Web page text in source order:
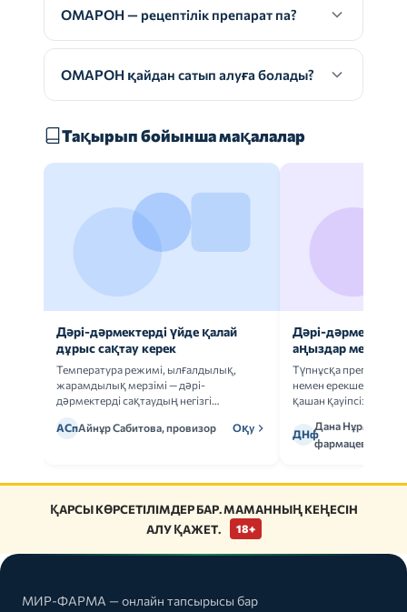
ОМАРОН — рецептілік препарат па?
ОМАРОН қайдан сатып алуға болады?
Тақырып бойынша мақалалар
Дәрі-дәрмектерді үйде қалай
дұрыс сақтау керек
Температура режимі, ылғалдылық,
жарамдылық мерзімі — дәрі-
дәрмектерді сақтаудың негізгі
АСпАйнұр Сабитова, провизор Оқу
Дәрі-дәрмек
аңыздар мен
Түпнұсқа
немен ерекшеленеді
қашан қауіпсіз.
ДНф
Дана
фармацевт
ҚАРСЫ КӨРСЕТІЛІМДЕР БАР. МАМАННЫҢ КЕҢЕСІН
АЛУ ҚАЖЕТ.
18+
МИР-ФАРМА — онлайн тапсырысы бар